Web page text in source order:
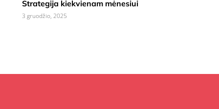
Strategija kiekvienam mėnesiui
3 gruodžio, 2025